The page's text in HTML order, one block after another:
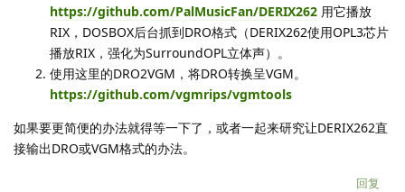
https://github.com/PalMusicFan/DERIX262 用它播放
RIX，DOSBOX后台抓到DRO格式（DERIX262使用OPL3芯片
播放RIX，强化为SurroundOPL立体声）。
使用这里的DRO2VGM，将DRO转换呈VGM。
https://github.com/vgmrips/vgmtools
如果要更简便的办法就得等一下了，或者一起来研究让DERIX262直
接输出DRO或VGM格式的办法。
回复